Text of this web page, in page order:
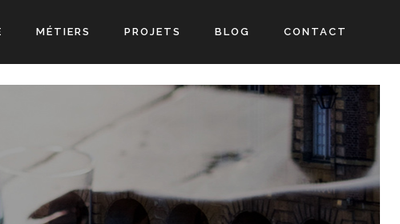
MÉTIERS PROJETS BLOG CONTACT